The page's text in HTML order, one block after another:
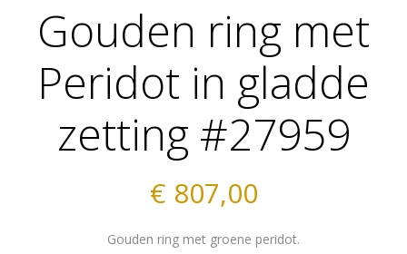
Gouden ring met
Peridot in gladde
zetting #27959
€ 807,00
Gouden ring met groene peridot.